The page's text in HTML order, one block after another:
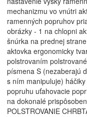
mechanizmu vo vnútri
ramenných popruhov
obrázky - 1 na chlopni
šnúrka na prednej
aktovka ergonomicky
polstrovaním
písmena S (nezaberajú
s ním manipuluje)
popruhu uťahovacie
na dokonalé
POLSTROVANIE